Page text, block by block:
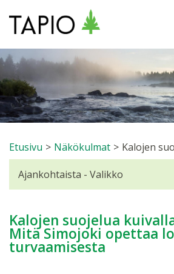
Etusivu > Näkökulmat >
Kalojen suojelua
Mitä Simojoki opettaa
turvaamisesta
Ajankohtaista - Valikko